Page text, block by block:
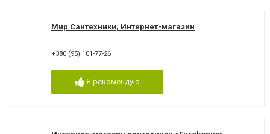
Мир Сантехники, Интернет-магазин
+380 (95) 101-77-26
Я рекомендую